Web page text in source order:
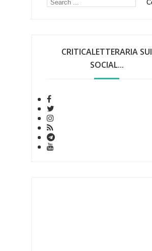
CRITICALETTERARIA SUI
SOCIAL...